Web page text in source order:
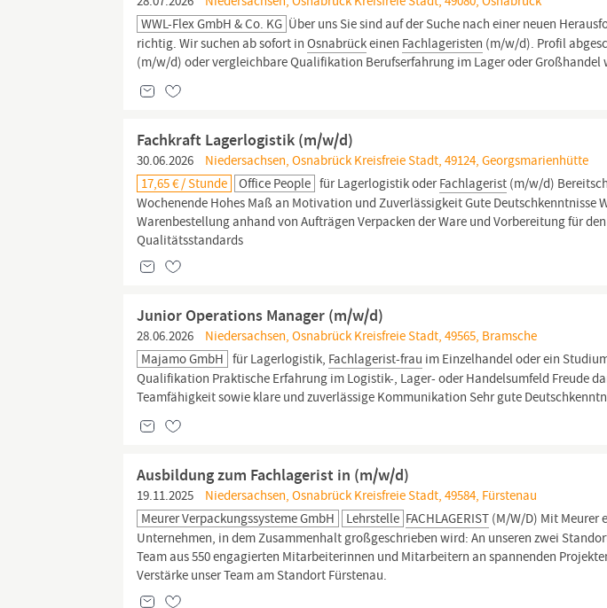
WWL-Flex GmbH & Co. KG Über uns Sie sind auf der Suche nach einer neuen
richtig. Wir suchen ab sofort inOsnabrückeinen Fachlageristen (m/w/d). Profil
(m/w/d) oder vergleichbare Qualifikation Berufserfahrung im Lager oder Großhandel
Fachkraft Lagerlogistik (m/w/d)
30.06.2026
Niedersachsen, Osnabrück Kreisfreie Stadt, 49124, Georgsmarienhütte
17,65 € / Stunde
Office People für Lagerlogistik oderFachlagerist (m/w/d)
Wochenende Hohes Maß an Motivation und Zuverlässigkeit Gute Deutschkenntnisse
Warenbestellung anhand von Aufträgen Verpacken der Ware und Vorbereitung für
Qualitätsstandards
Junior Operations Manager (m/w/d)
28.06.2026
Niedersachsen, Osnabrück Kreisfreie Stadt, 49565, Bramsche
Majamo GmbH für Lagerlogistik, Fachlagerist-frau im Einzelhandel oder ein
Qualifikation Praktische Erfahrung im Logistik-, Lager- oder Handelsumfeld Freude
Teamfähigkeit sowie klare und zuverlässige Kommunikation Sehr gute
Ausbildung zum Fachlagerist in (m/w/d)
19.11.2025
Niedersachsen, Osnabrück Kreisfreie Stadt, 49584, Fürstenau
Meurer Verpackungssysteme GmbH
Lehrstelle FACHLAGERIST (M/W/D) Mit Meurer
Unternehmen, in dem Zusammenhalt großgeschrieben wird: An unseren zwei
Team aus 550 engagierten Mitarbeiterinnen und Mitarbeitern an spannenden
Verstärke unser Team am Standort Fürstenau.